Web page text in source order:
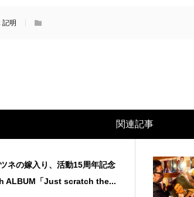
記明
関連記事
ネの嫁入り、活動15周年記念
ALBUM「Just scratch the...
さん大好き、駆除
映画レビュー